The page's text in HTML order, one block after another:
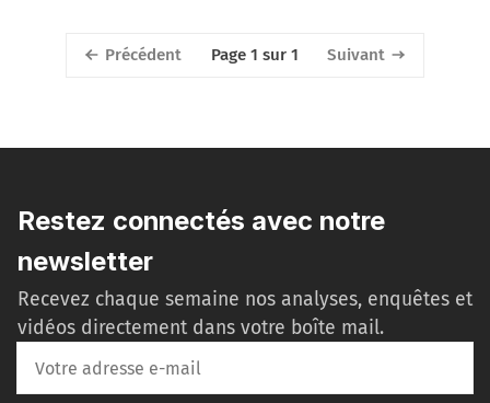
Précédent Page 1 sur 1 Suivant
Restez connectés avec notre
newsletter
Recevez chaque semaine nos analyses, enquêtes et
vidéos directement dans votre boîte mail.